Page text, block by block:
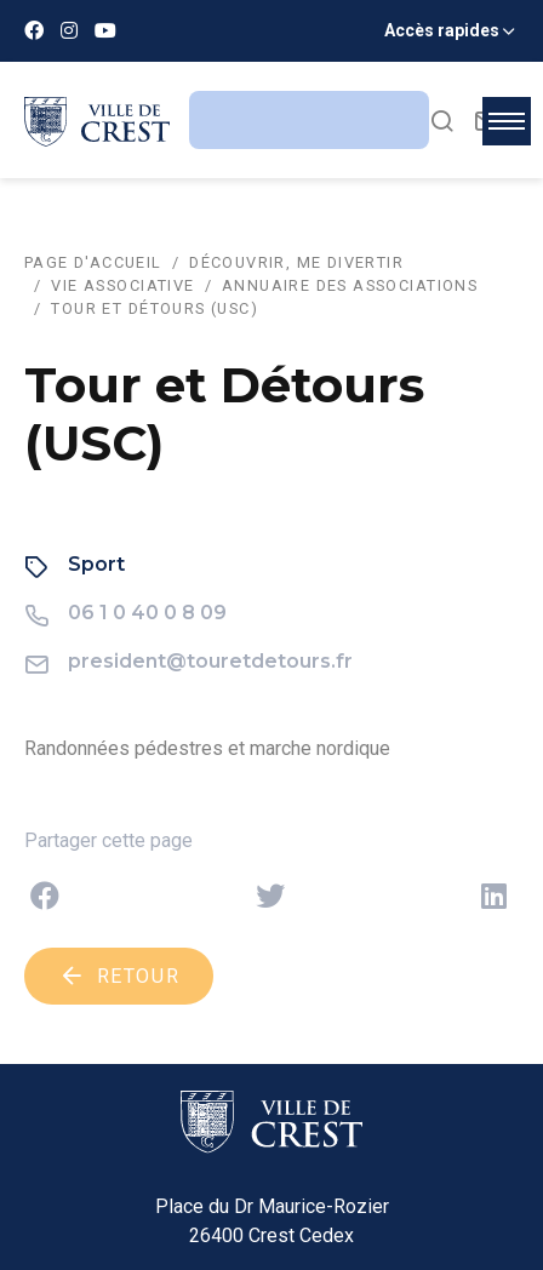
Accès rapides
PAGE D'ACCUEIL
DÉCOUVRIR, ME DIVERTIR
VIE ASSOCIATIVE
ANNUAIRE DES ASSOCIATIONS
TOUR ET DÉTOURS (USC)
Tour et Détours
(USC)
Sport
06 1 0 40 0 8 09
president@touretdetours.fr
Randonnées pédestres et marche nordique
Partager cette page
RETOUR
Place du Dr Maurice-Rozier
26400 Crest Cedex